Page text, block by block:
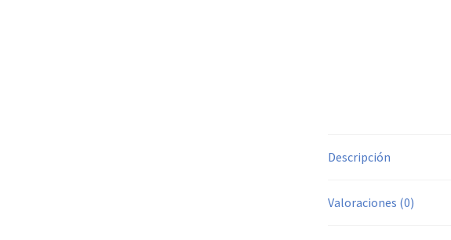
Descripción
Valoraciones (0)